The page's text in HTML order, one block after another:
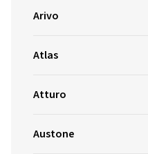
Arivo
Atlas
Atturo
Austone